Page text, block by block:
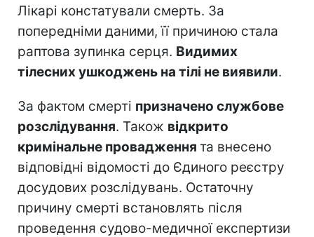
Лікарі констатували смерть. За
попередніми даними, її причиною стала
раптова зупинка серця. Видимих
тілесних ушкоджень на тілі не виявили.
За фактом смерті призначено службове
розслідування. Також відкрито
кримінальне провадження та внесено
відповідні відомості до Єдиного реєстру
досудових розслідувань. Остаточну
причину смерті встановлять після
проведення судово-медичної експертизи